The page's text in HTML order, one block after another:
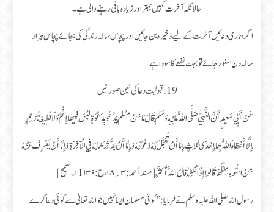
حالانکہ آخرت کہیں بہتر اور زیادہ باقی رہنے والی ہے ۔
اگر ہماری دعائیں آخرت کے لیے ذخیرہ بن جائیں اور پچاس سالہ زندگی کی بجائے پچاس ہزار
سالہ دن سنور جائے تو بہت نفعے کا سودا ہے
19.قبولیت دعا کی تین صورتیں
عَنْ أَبِي سَعِيدٍ أَنَّ النَّبِيَّ صَلَّى اللَّهُ عَلَيْهِ وَسَلَّمَ قَالَ مَا مِنْ مُسْلِمٍ يَدْعُو بِدَعْوَةٍ لَيْسَ فِيهَا إِثْمٌ وَلَا قَطِيعَةُ رَحِمٍ
إِلَّا أَعْطَاهُ اللَّهُ بِهَا إِحْدَى ثَلَاثٍ إِمَّا أَنْ تُعَجَّلَ لَهُ دَعْوَتُهُ وَإِمَّا أَنْ يَدَّخِرَهَا لَهُ فِي الْآخِرَةِ وَإِمَّا أَنْ يَصْرِفَ عَنْهُ
مِنْ السُّوءِ مِثْلَهَا قَالُوا إِذًا نُكْثِرُ قَالَ اللَّهُ أَكْثَرُ [مسند أحمد : ۳؍۱۸، ح : ۱1۱۳۹۔ صحیح ]
رسول اللہ صلی اللہ علیہ و سلم نے فرمایا : ’’کوئی مسلمان ایسا نہیں جو اللہ تعالیٰ سے کوئی دعا کرے